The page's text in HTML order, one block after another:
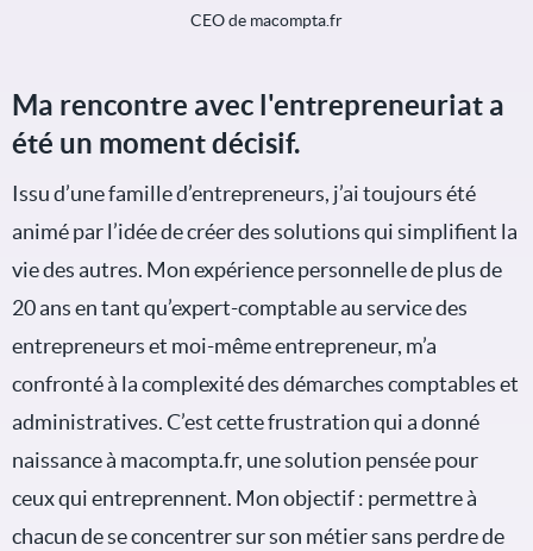
CEO de macompta.fr
Ma rencontre avec l'entrepreneuriat a
été un moment décisif.
Issu d’une famille d’entrepreneurs, j’ai toujours été
animé par l’idée de créer des solutions qui simplifient la
vie des autres. Mon expérience personnelle de plus de
20 ans en tant qu’expert-comptable au service des
entrepreneurs et moi-même entrepreneur, m’a
confronté à la complexité des démarches comptables et
administratives. C’est cette frustration qui a donné
naissance à macompta.fr, une solution pensée pour
ceux qui entreprennent. Mon objectif : permettre à
chacun de se concentrer sur son métier sans perdre de